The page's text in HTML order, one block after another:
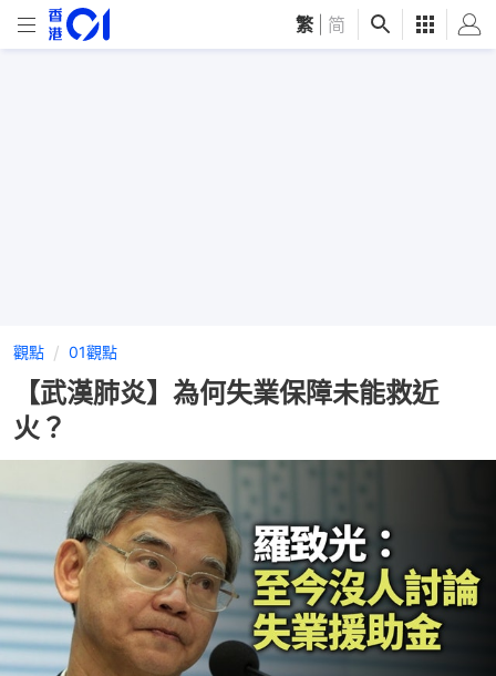
繁 简
觀點 01觀點
【武漢肺炎】為何失業保障未能救近
火？